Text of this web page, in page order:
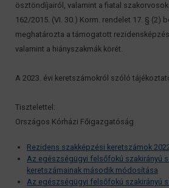
ösztöndíjairól, valamint a fiatal
162/2015. (VI. 30.) Korm. rendelet 17. § (2)
meghatározta a támogatott
valamint a hiányszakmák körét.
A 2023. évi keretszámokról szóló
Tisztelettel:
Országos Kórházi Főigazgatóság
Rezidens szakképzési keretszámok
Az egészségügyi felsőfokú szakirányú
keretszámainak második módosítása
Az egészségügyi felsőfokú szakirányú